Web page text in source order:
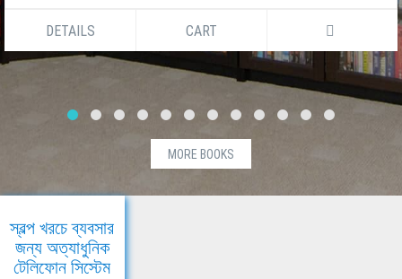
DETAILS CART
MORE BOOKS
স্বল্প খরচে ব্যবসার
জন্য অত্যাধুনিক
টেলিফোন সিস্টেম